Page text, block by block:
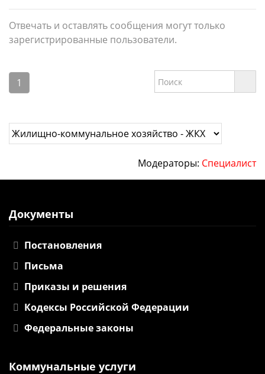
Отвечать и оставлять сообщения могут только
зарегистрированные пользователи.
1
Модераторы: Специалист
Документы
Постановления
Письма
Приказы и решения
Кодексы Российской Федерации
Федеральные законы
Коммунальные услуги